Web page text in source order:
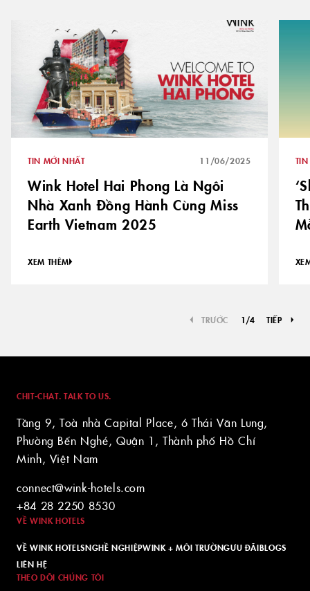
TIN MỚI NHẤT 11/06/2025
Wink Hotel Hai Phong Là Ngôi
Nhà Xanh Đồng Hành Cùng Miss
Earth Vietnam 2025
XEM THÊM
TRƯỚC 1/4 TIẾP
CHIT-CHAT. TALK TO US.
Tầng 9, Toà nhà Capital Place, 6 Thái Văn Lung,
Phường Bến Nghé, Quận 1, Thành phố Hồ Chí
Minh, Việt Nam
connect@wink-hotels.com
+84 28 2250 8530
VỀ WINK HOTELS
VỀ WINK HOTELSNGHỀ NGHIỆPWINK + MÔI TRƯỜNGƯU ĐÃIBLOGS
LIÊN HỆ
THEO DÕI CHÚNG TÔI